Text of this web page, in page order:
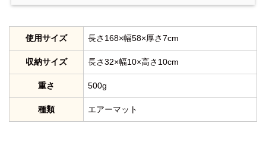
使用サイズ 長さ168×幅58×厚さ7cm
収納サイズ 長さ32×幅10×高さ10cm
重さ 500g
種類 エアーマット